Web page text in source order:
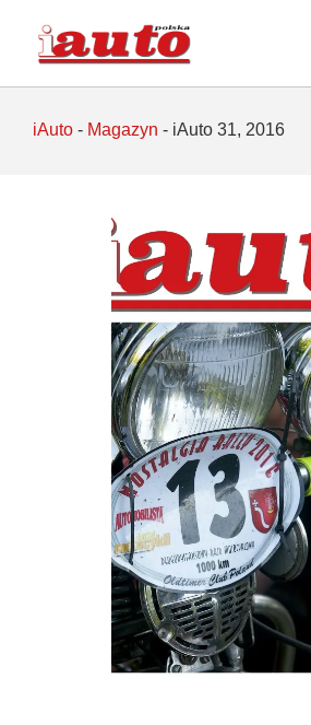
iAuto - Magazyn - iAuto 31, 2016